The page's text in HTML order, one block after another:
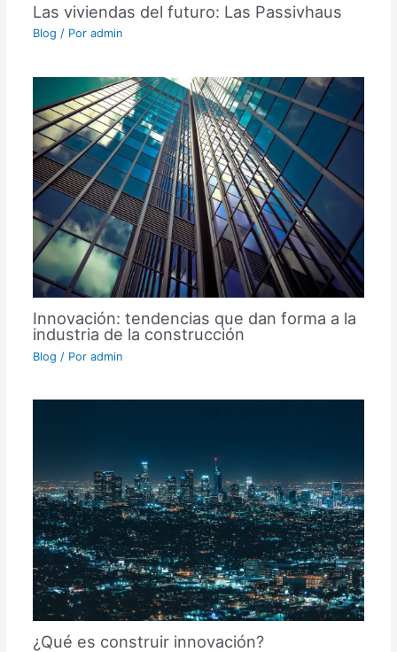
Las viviendas del futuro: Las Passivhaus
Blog / Por admin
Innovación: tendencias que dan forma a la
industria de la construcción
Blog / Por admin
¿Qué es construir innovación?